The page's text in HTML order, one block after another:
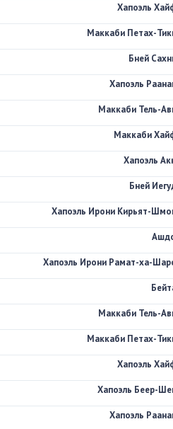
Хапоэль
Маккаби Петах-
Бней
Хапоэль
Маккаби Тель-
Маккаби
Хапоэль
Бней
Хапоэль Ирони Кирьят-
Хапоэль Ирони Рамат-ха-
Маккаби Тель-
Маккаби Петах-
Хапоэль
Хапоэль Беер-
Хапоэль